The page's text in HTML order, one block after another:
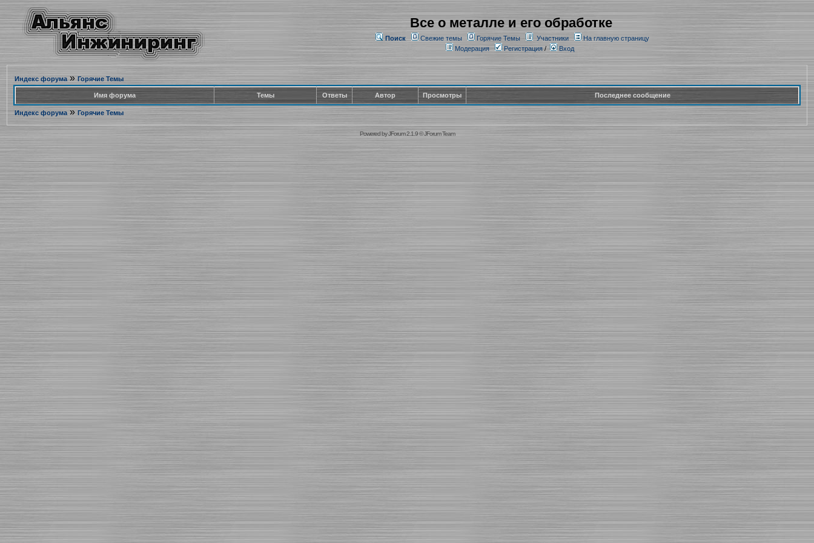
Все о металле и его обработке
Поиск Свежие темы Горячие Темы Участники
На главную страницу
Модерация
Регистрация/ Вход
Индекс форума» Горячие Темы
Имя форума Темы Ответы Автор Просмотры Последнее сообщение
Индекс форума» Горячие Темы
Powered byJForum 2.1.9©JForum Team